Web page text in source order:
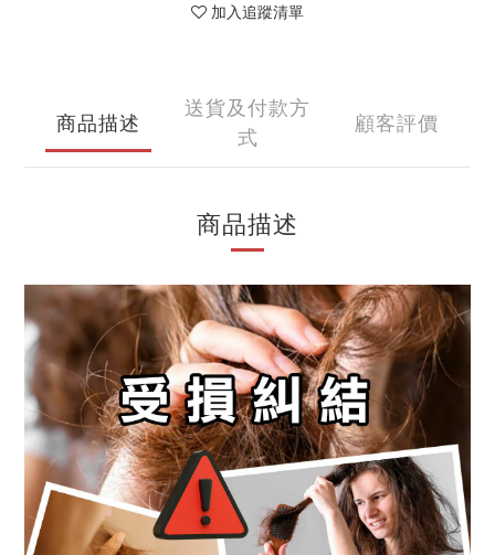
加入追蹤清單
商品描述
送貨及付款方
式
顧客評價
商品描述